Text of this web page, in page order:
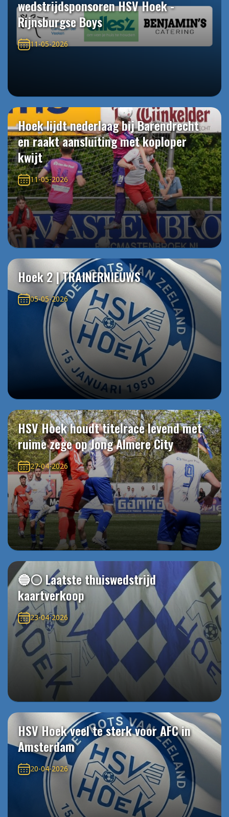
wedstrijdsponsoren HSV Hoek -
Rijnsburgse Boys
11-05-2026
Hoek lijdt nederlaag bij Barendrecht
en raakt aansluiting met koploper
kwijt
11-05-2026
Hoek 2 | TRAINERNIEUWS
05-05-2026
HSV Hoek houdt titelrace levend met
ruime zege op Jong Almere City
27-04-2026
🔵⚪️ Laatste thuiswedstrijd
kaartverkoop
23-04-2026
HSV Hoek veel te sterk voor AFC in
Amsterdam
20-04-2026